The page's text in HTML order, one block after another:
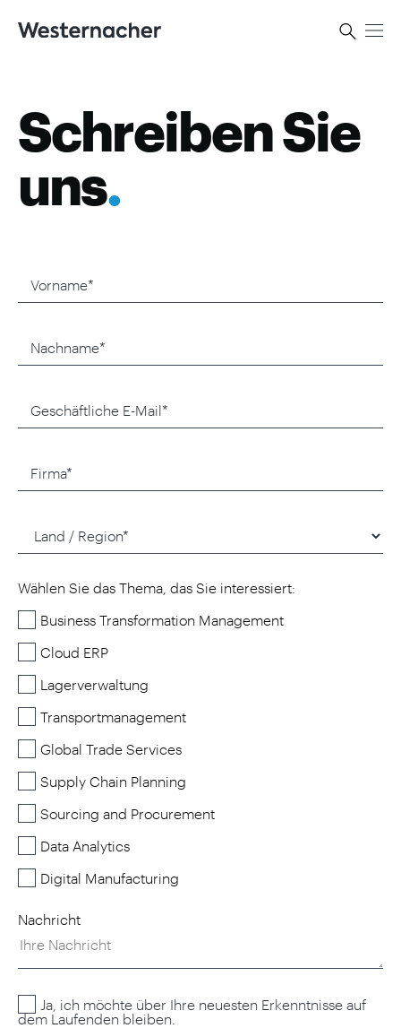
Schreiben Sie
uns.
Wählen Sie das Thema, das Sie interessiert:
Business Transformation Management
Cloud ERP
Lagerverwaltung
Transportmanagement
Global Trade Services
Supply Chain Planning
Sourcing and Procurement
Data Analytics
Digital Manufacturing
Nachricht
Ja, ich möchte über Ihre neuesten Erkenntnisse auf
dem Laufenden bleiben.
Kontakt